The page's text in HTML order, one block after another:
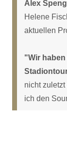
Alex
Helene
aktuellen
"Wir
nicht
ich den